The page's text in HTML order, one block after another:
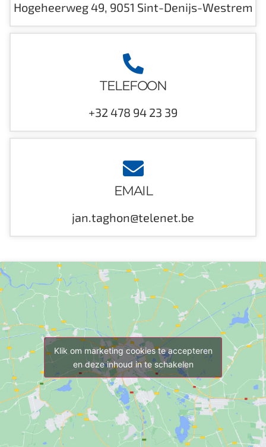
Hogeheerweg 49, 9051 Sint-Denijs-Westrem
TELEFOON
+32 478 94 23 39
EMAIL
jan.taghon@telenet.be
Klik om marketing cookies te accepteren
en deze inhoud in te schakelen